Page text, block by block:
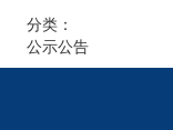
分类：
公示公告